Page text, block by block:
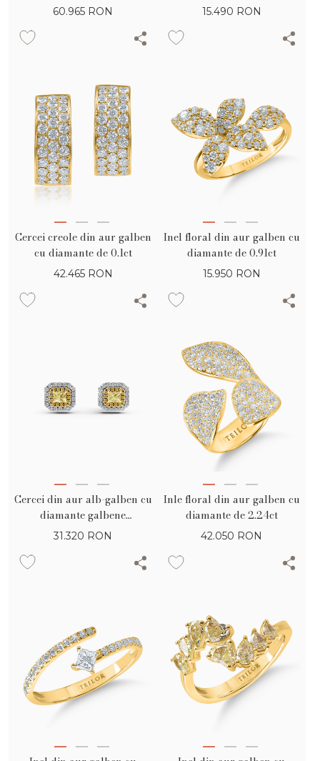
60.965 RON 15.490 RON
Cercei creole din aur galben
cu diamante de 0.1ct
42.465 RON
Inel floral din aur galben cu
diamante de 0.91ct
15.950 RON
Cercei din aur alb-galben cu
diamante galbene
rectangulare si rotunde de
31.320 RON
Inle floral din aur galben cu
diamante de 2.24ct
42.050 RON